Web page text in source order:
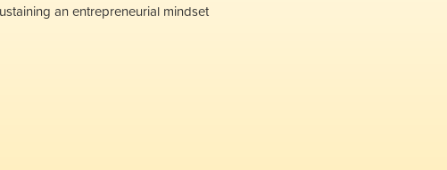
an entrepreneurial mindset